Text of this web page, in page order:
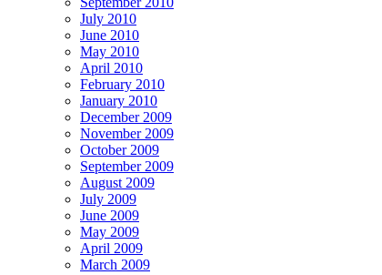
July 2010
June 2010
May 2010
April 2010
February 2010
January 2010
December 2009
November 2009
October 2009
September 2009
August 2009
July 2009
June 2009
May 2009
April 2009
March 2009